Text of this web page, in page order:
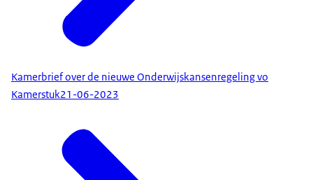
Kamerbrief over de nieuwe Onderwijskansenregeling vo
Kamerstuk21-06-2023